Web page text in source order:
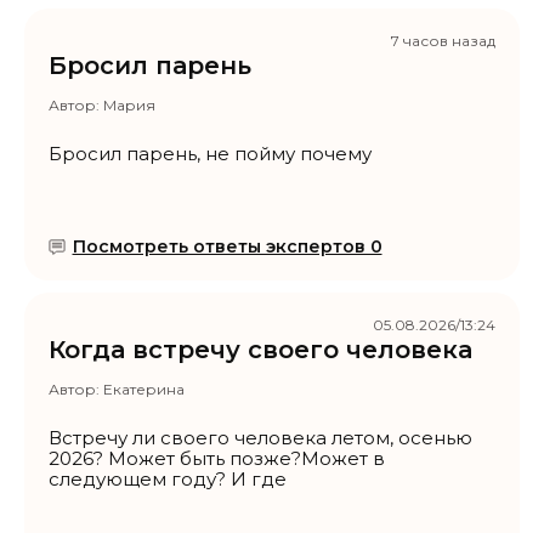
Бросил парень
Автор: Мария
Бросил парень, не пойму почему
Посмотреть ответы экспертов 0
7 часов назад
Когда встречу своего человека
Автор: Екатерина
Встречу ли своего человека летом, осенью
2026? Может быть позже?Может в
следующем году? И где
05.08.2026/13:24